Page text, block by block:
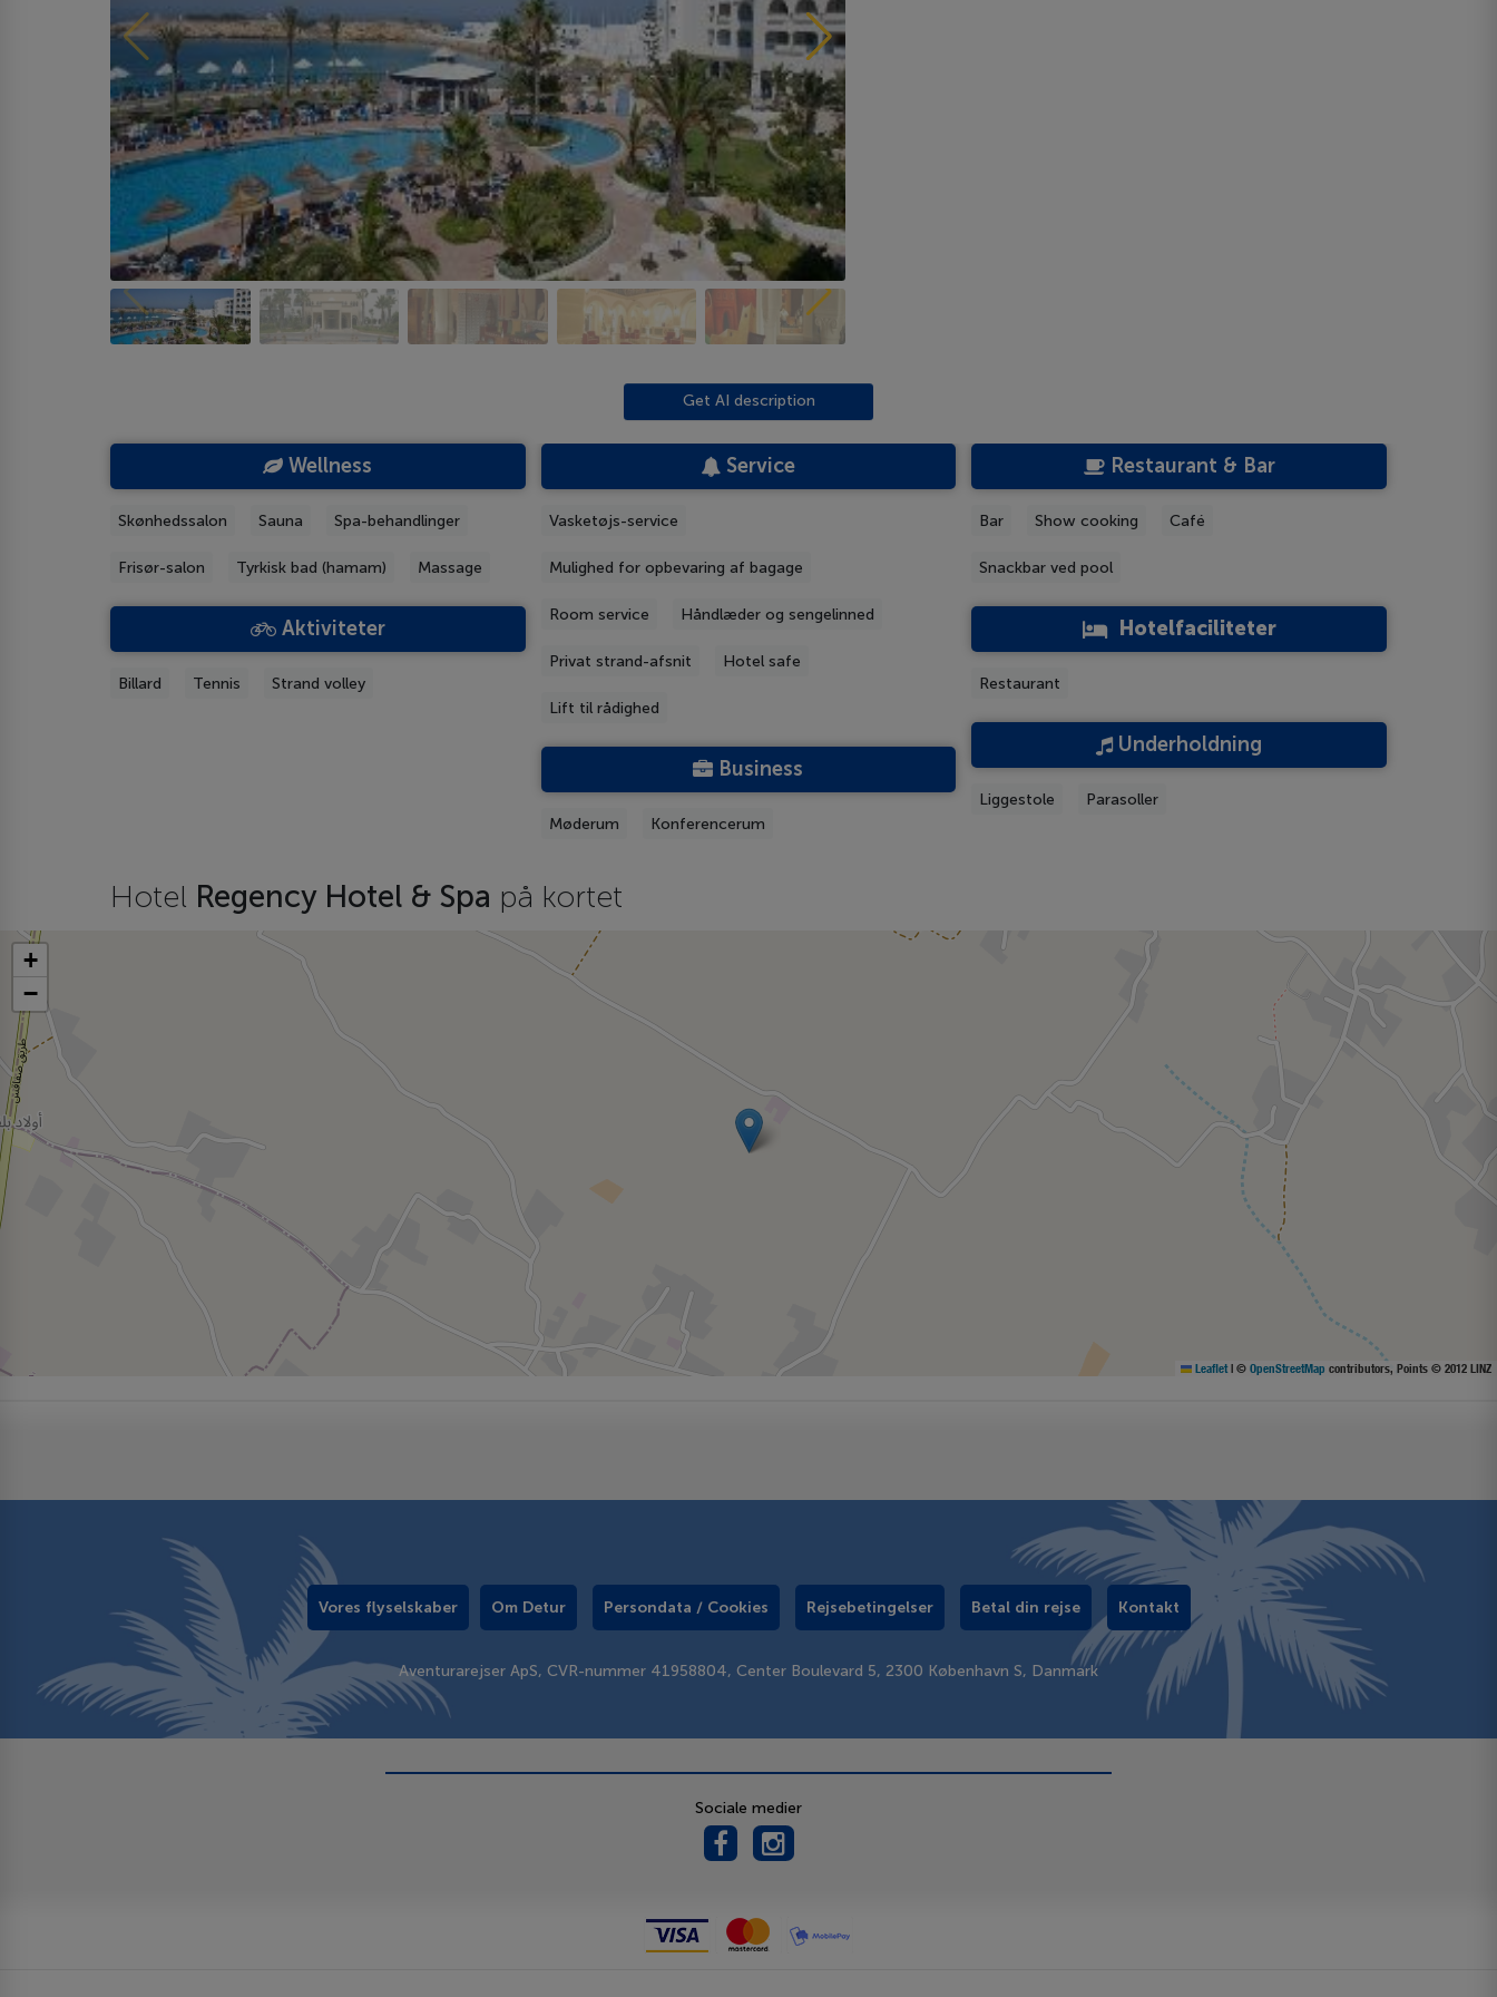
Get AI description
Wellness
Skønhedssalon Sauna Spa-behandlinger
Frisør-salon Tyrkisk bad (hamam) Massage
Aktiviteter
Billard Tennis Strand volley
Service
Vasketøjs-service
Mulighed for opbevaring af bagage
Room service Håndlæder og sengelinned
Privat strand-afsnit Hotel safe
Lift til rådighed
Business
Møderum Konferencerum
Restaurant & Bar
Bar Show cooking Café
Snackbar ved pool
Hotelfaciliteter
Restaurant
Underholdning
Liggestole Parasoller
Hotel Regency Hotel & Spa på kortet
+
−
Leaflet | © OpenStreetMap contributors, Points © 2012 LINZ
Vores flyselskaber Om Detur Persondata / Cookies Rejsebetingelser Betal din rejse Kontakt
Aventurarejser ApS, CVR-nummer 41958804, Center Boulevard 5, 2300 København S, Danmark
Sociale medier